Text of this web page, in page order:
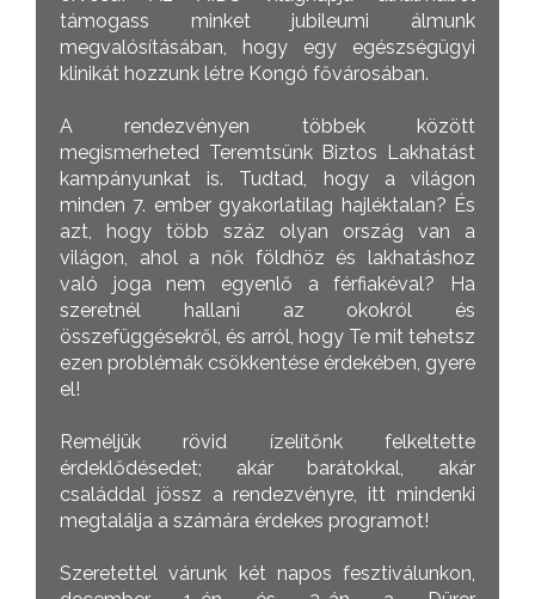
támogass minket jubileumi álmunk
megvalósításában, hogy egy egészségügyi
klinikát hozzunk létre Kongó fővárosában.
A rendezvényen többek között
megismerheted Teremtsünk Biztos Lakhatást
kampányunkat is. Tudtad, hogy a világon
minden 7. ember gyakorlatilag hajléktalan? És
azt, hogy több száz olyan ország van a
világon, ahol a nők földhöz és lakhatáshoz
való joga nem egyenlő a férfiakéval? Ha
szeretnél hallani az okokról és
összefüggésekről, és arról, hogy Te mit tehetsz
ezen problémák csökkentése érdekében, gyere
el!
Reméljük rövid ízelítőnk felkeltette
érdeklődésedet; akár barátokkal, akár
családdal jössz a rendezvényre, itt mindenki
megtalálja a számára érdekes programot!
Szeretettel várunk két napos fesztiválunkon,